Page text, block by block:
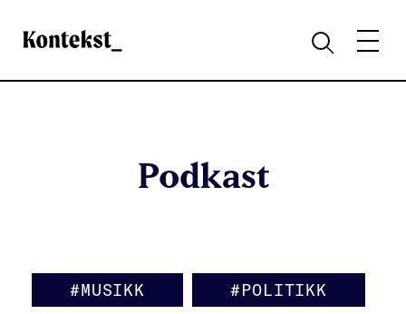
Kontekst
SØKMENY
Podkast
#MUSIKK #POLITIKK